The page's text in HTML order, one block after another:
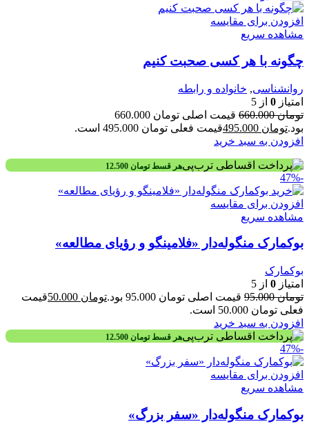
افزودن برای مقایسه
مشاهده سریع
چگونه با هر کسی صحبت کنیم
روانشناسی, خانواده و رابطه
امتیاز 0 از 5
تومان660.000
قیمت اصلی تومان 660.000
بود.تومان
قیمت فعلی تومان 495.000 است.
افزودن به سبد خرید
هر قسطتومان
-47%
افزودن برای مقایسه
مشاهده سریع
بوکمارک منگوله‌دار «فلامینگو و رؤیای مطالعه»
بوکمارک
امتیاز 0 از 5
تومان95.000 قیمت اصلی تومان 95.000 بود. تومان
قیمت
فعلی تومان 50.000 است.
افزودن به سبد خرید
هر قسطتومان
-47%
افزودن برای مقایسه
مشاهده سریع
بوکمارک منگوله‌دار «سفر بزرگ»